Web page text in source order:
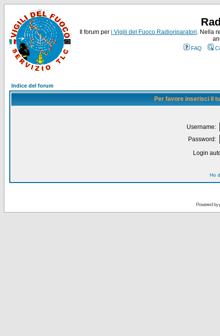
Il forum per i Vigili del Fuoco Radioriparatori. Nella
FAQ
Indice del forum
Per favore inserisci il
Username:
Password:
Login
Ho
Powered by